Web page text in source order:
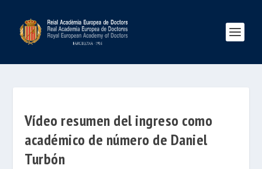
Vídeo resumen del ingreso como
académico de número de Daniel
Turbón